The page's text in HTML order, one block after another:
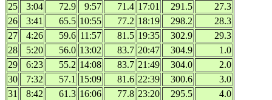
25
3:04 72.9 9:57 71.4 17:01 291.5
27.3
26
3:41 65.5 10:55 77.2 18:19 298.2
28.3
27
4:26 59.6 11:57 81.5 19:35 302.9
29.3
28
5:20 56.0 13:02 83.7 20:47 304.9
1.0
29
6:23 55.2 14:08 83.7 21:49 304.0
2.0
30
7:32 57.1 15:09 81.6 22:39 300.6
3.0
31
8:42 61.3 16:06 77.8 23:20 295.5
4.0